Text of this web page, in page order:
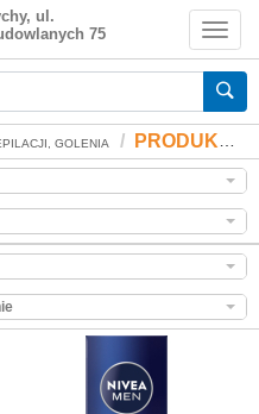
ul.
75
GOLENIA PRODUKTY PO GOLENIU